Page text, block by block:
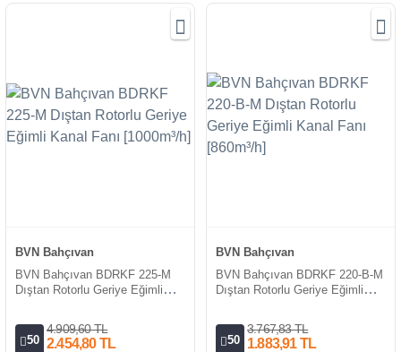
BVN Bahçıvan
BVN Bahçıvan BDRKF 225-M
Dıştan Rotorlu Geriye Eğimli
50
4.909,60 TL
2.454,80 TL
BVN Bahçıvan
BVN Bahçıvan BDRKF 220-B-M
Dıştan Rotorlu Geriye Eğimli
50
3.767,83 TL
1.883,91 TL